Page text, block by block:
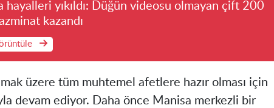
hayalleri yıkıldı: Düğün videosu olmayan çift 200
kazandı
üzere tüm muhtemel afetlere hazır olması için
devam ediyor. Daha önce Manisa merkezli bir